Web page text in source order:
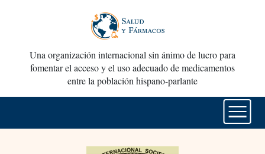
Una organización internacional sin ánimo de lucro para
fomentar el acceso y el uso adecuado de medicamentos
entre la población hispano-parlante